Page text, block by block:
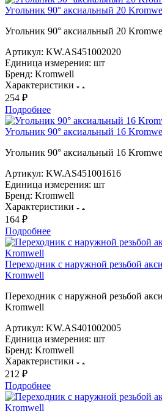
Угольник 90° аксиальный 20
Угольник 90° аксиальный 20
Артикул: KW.AS451002020
Единица измерения: шт
Бренд: Kromwell
Характеристики
254 ₽
Подробнее
Угольник 90° аксиальный 16
Угольник 90° аксиальный 16
Артикул: KW.AS451001616
Единица измерения: шт
Бренд: Kromwell
Характеристики
164 ₽
Подробнее
Переходник с наружной резьбой
Kromwell
Переходник с наружной резьбой
Kromwell
Артикул: KW.AS401002005
Единица измерения: шт
Бренд: Kromwell
Характеристики
212 ₽
Подробнее